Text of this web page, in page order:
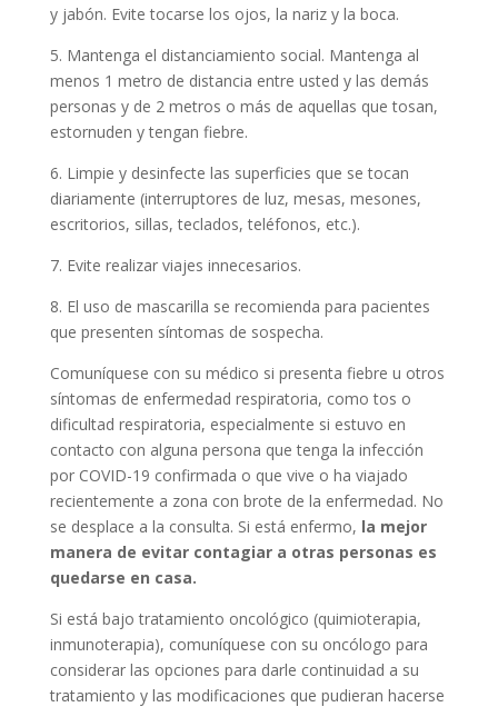
y jabón. Evite tocarse los ojos, la nariz y la boca.
5. Mantenga el distanciamiento social. Mantenga al
menos 1 metro de distancia entre usted y las demás
personas y de 2 metros o más de aquellas que tosan,
estornuden y tengan fiebre.
6. Limpie y desinfecte las superficies que se tocan
diariamente (interruptores de luz, mesas, mesones,
escritorios, sillas, teclados, teléfonos, etc.).
7. Evite realizar viajes innecesarios.
8. El uso de mascarilla se recomienda para pacientes
que presenten síntomas de sospecha.
Comuníquese con su médico si presenta fiebre u otros
síntomas de enfermedad respiratoria, como tos o
dificultad respiratoria, especialmente si estuvo en
contacto con alguna persona que tenga la infección
por COVID-19 confirmada o que vive o ha viajado
recientemente a zona con brote de la enfermedad. No
se desplace a la consulta. Si está enfermo, la mejor
manera de evitar contagiar a otras personas es
quedarse en casa.
Si está bajo tratamiento oncológico (quimioterapia,
inmunoterapia), comuníquese con su oncólogo para
considerar las opciones para darle continuidad a su
tratamiento y las modificaciones que pudieran hacerse